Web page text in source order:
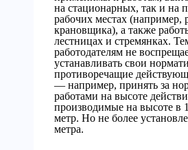
на стационарных, так и на
рабочих местах (например,
крановщика), а также
лестницах и стремянках.
работодателям не
устанавливать свои
противоречащие
— например, принять за
работами на высоте
производимые на высоте в
метр. Но не более
метра.